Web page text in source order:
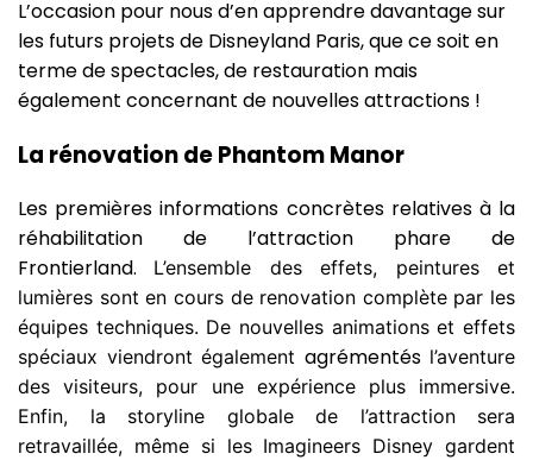
L’occasion pour nous d’en apprendre davantage sur
les futurs projets de Disneyland Paris, que ce soit en
terme de spectacles, de restauration mais
également concernant de nouvelles attractions !
La rénovation de Phantom Manor
Les premières informations concrètes relatives à la
réhabilitation de l’attraction phare de
Frontierland.
L’ensemble des effets, peintures et
lumières sont en cours de renovation complète par les
équipes techniques. De nouvelles animations et effets
spéciaux viendront également agrémentésl’aventure
des visiteurs, pour une expérience plus immersive.
Enfin, la storyline globale de l’attraction sera
retravaillée, même si les Imagineers Disney gardent